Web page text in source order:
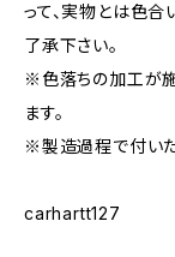
って、実物とは色
了承下さい。
※色落ちの加工が
ます。
※製造過程で付い
carhartt127